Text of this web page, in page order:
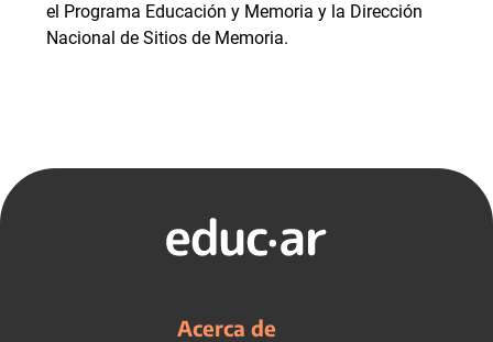
el Programa Educación y Memoria y la Dirección
Nacional de Sitios de Memoria.
Acerca de